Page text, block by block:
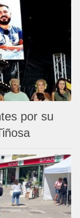
por su